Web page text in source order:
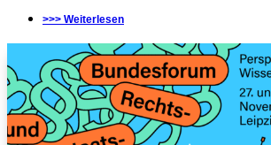
>>> Weiterlesen